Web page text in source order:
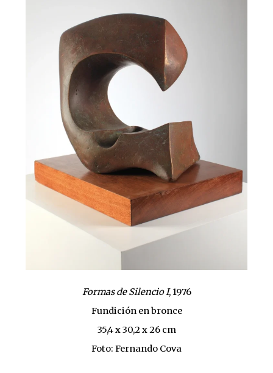
Formas de Silencio I, 1976
Fundición en bronce
35,4 x 30,2 x 26 cm
Foto: Fernando Cova